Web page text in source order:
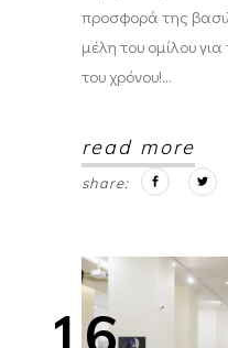
προσφορά της
μέλη του ομίλου
του χρόνου!
read more
share: